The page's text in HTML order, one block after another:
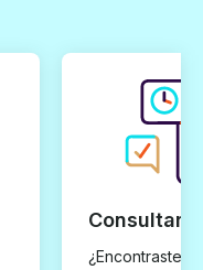
Consultar
¿Encontraste